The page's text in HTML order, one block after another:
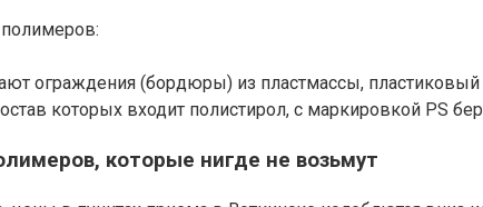
ограждения (бордюры) из пластмассы, пластиковый
которых входит полистирол, с маркировкой PS
которые нигде не возьмут